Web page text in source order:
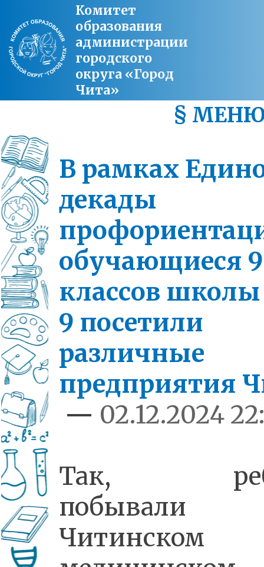
Комитет
образования
администрации
городского
округа «Город
Чита»
§
В рамках
декады
обучающиеся
классов
9 посетили
различные
предприятия
— 02.12.2024
Так,
Читинском